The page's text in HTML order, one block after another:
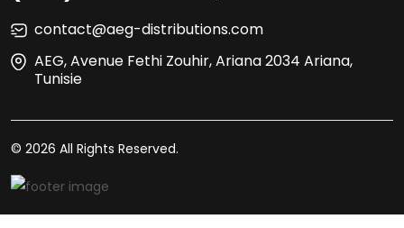
contact@aeg-distributions.com
AEG, Avenue Fethi Zouhir, Ariana 2034 Ariana,
Tunisie
© 2026 All Rights Reserved.